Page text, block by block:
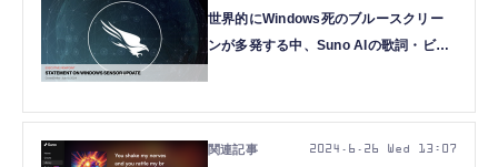
世界的にWindows死のブルースクリー
ンが多発する中、Suno AIの歌詞・ビデ
2024.6.26 Wed 13:07